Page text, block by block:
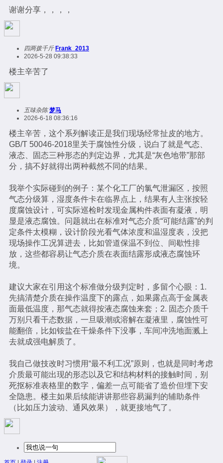
谢谢分享，，，，
四两拨千斤 Frank_2013
2026-5-28 09:38:33
楼主辛苦了
五味杂陈 梦马
2026-6-18 08:36:16
楼主辛苦，这个系列解读正是我们现场经常扯皮的地方。
GB/T 50046-2018里关于腐蚀性分级，说白了就是气态、
液态、固态三种形态的判定边界，尤其是“灰色地带”那部
分，搞不好就得出两种截然不同的结果。
我举个实际碰到的例子：某个化工厂的氯气泄漏区，按照
气态分级算，湿度条件卡在临界点上，结果有人主张按轻
度腐蚀设计，可实际巡检时发现金属构件表面有凝液，明
显是液态腐蚀。问题就出在标准对气态介质“可能结露”的判
定条件太模糊，设计阶段光看气体浓度和温湿度表，没把
现场操作工况算进去，比如管道保温不到位、间歇性排
放，这些都容易让气态介质在表面结露形成液态腐蚀环
境。
建议大家在引用这个标准做分级判定时，多留个心眼：1.
先搞清楚介质在操作温度下的露点，如果露点高于金属表
面最低温度，那气态就得按液态腐蚀来套；2. 固态介质千
万别只看干态数据，一旦吸潮或溶解在凝液里，腐蚀性可
能翻倍，比如铵盐在干燥条件下没事，车间冲洗地面溅上
去就成强电解质了。
我自己做技改时习惯用“最不利工况”原则，也就是同时考虑
介质最可能出现的形态以及它和结构材料的接触时间，别
死抠标准表格里的数字，偏差一点可能省了造价但埋下安
全隐患。楼主如果后续能讲讲那些容易漏判的辅助条件
（比如压力波动、通风效果），就更接地气了。